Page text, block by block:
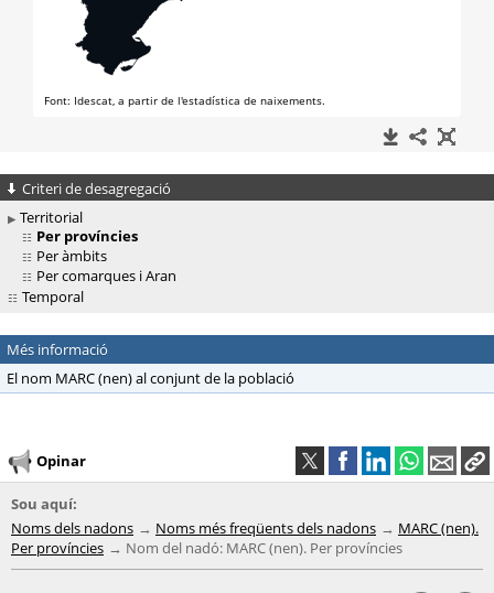
Criteri de desagregació
Territorial
Per províncies
Per àmbits
Per comarques i Aran
Temporal
Més informació
El nom MARC (nen) al conjunt de la població
Opinar
Sou aquí:
Noms dels nadons
Noms més freqüents dels nadons
MARC (nen).
Per províncies
Nom del nadó: MARC (nen). Per províncies